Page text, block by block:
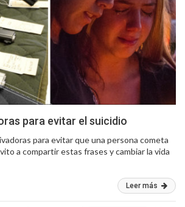
para evitar el suicidio
para evitar que una persona cometa
a compartir estas frases y cambiar la vida
Leer más